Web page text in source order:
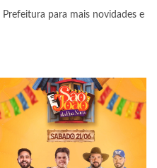
para mais novidades e